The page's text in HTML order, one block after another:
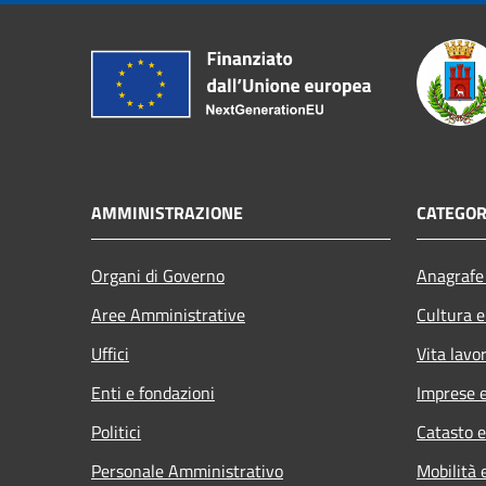
AMMINISTRAZIONE
Organi di Governo
Aree Amministrative
Uffici
Enti e fondazioni
Politici
Personale Amministrativo
Cultura
Vita
Imprese
Catasto
Mobilità